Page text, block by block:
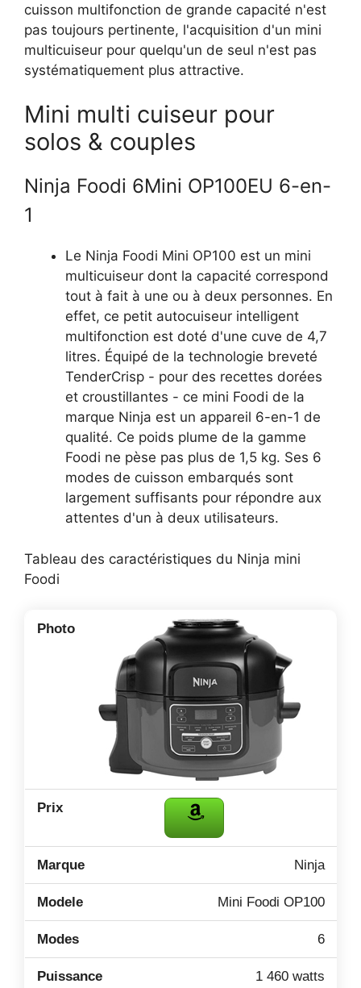
cuisson multifonction de grande capacité n'est
pas toujours pertinente, l'acquisition d'un mini
multicuiseur pour quelqu'un de seul n'est pas
systématiquement plus attractive.
Mini multi cuiseur pour
solos & couples
Ninja Foodi 6Mini OP100EU 6-en-
1
Le Ninja Foodi Mini OP100 est un mini
multicuiseur dont la capacité correspond
tout à fait à une ou à deux personnes. En
effet, ce petit autocuiseur intelligent
multifonction est doté d'une cuve de 4,7
litres. Équipé de la technologie breveté
TenderCrisp - pour des recettes dorées
et croustillantes - ce mini Foodi de la
marque Ninja est un appareil 6-en-1 de
qualité. Ce poids plume de la gamme
Foodi ne pèse pas plus de 1,5 kg. Ses 6
modes de cuisson embarqués sont
largement suffisants pour répondre aux
attentes d'un à deux utilisateurs.
Tableau des caractéristiques du Ninja mini
Foodi
Ninja
Mini Foodi OP100
6
1 460 watts